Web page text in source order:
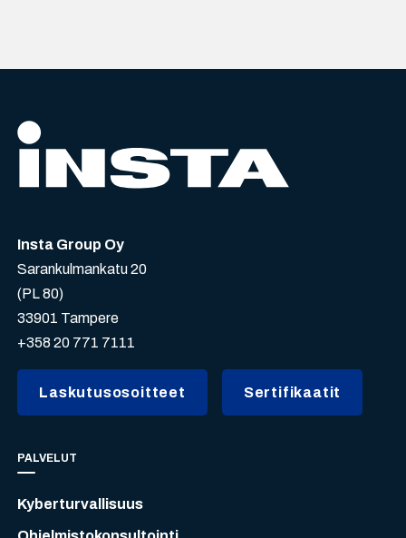
Insta Group Oy
Sarankulmankatu 20
(PL 80)
33901 Tampere
+358 20 771 7111
Laskutusosoitteet Sertifikaatit
PALVELUT
Kyberturvallisuus